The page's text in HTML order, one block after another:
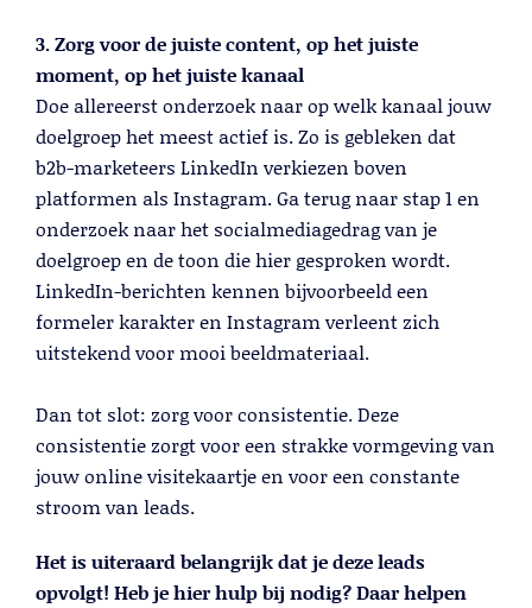
3. Zorg voor de juiste content, op het juiste
moment, op het juiste kanaal
Doe allereerst onderzoek naar op welk kanaal jouw
doelgroep het meest actief is. Zo is gebleken dat
b2b-marketeers LinkedIn verkiezen boven
platformen als Instagram. Ga terug naar stap 1 en
onderzoek naar het socialmediagedrag van je
doelgroep en de toon die hier gesproken wordt.
LinkedIn-berichten kennen bijvoorbeeld een
formeler karakter en Instagram verleent zich
uitstekend voor mooi beeldmateriaal.
Dan tot slot: zorg voor consistentie. Deze
consistentie zorgt voor een strakke vormgeving van
jouw online visitekaartje en voor een constante
stroom van leads.
Het is uiteraard belangrijk dat je deze leads
opvolgt! Heb je hier hulp bij nodig? Daar helpen